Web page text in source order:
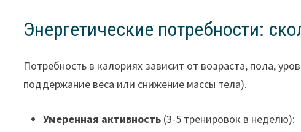
Энергетические потребности:
Потребность в калориях зависит от возраста, пола,
поддержание веса или снижение массы тела).
Умеренная активность (3-5 тренировок в неделю):